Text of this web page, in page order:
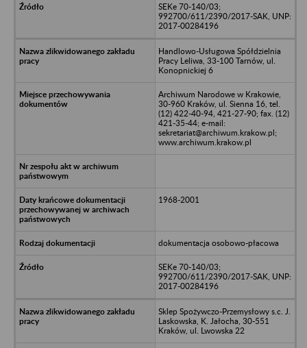
SEKe 70-140/03;
992700/611/2390/2017-SAK, UNP:
2017-00284196
Handlowo-Usługowa Spółdzielnia
Pracy Leliwa, 33-100 Tarnów, ul.
Konopnickiej 6
Archiwum Narodowe w Krakowie,
30-960 Kraków, ul. Sienna 16, tel.
(12) 422-40-94, 421-27-90; fax. (12)
421-35-44; e-mail:
sekretariat@archiwum.krakow.pl;
www.archiwum.krakow.pl
1968-2001
dokumentacja osobowo-płacowa
SEKe 70-140/03;
992700/611/2390/2017-SAK, UNP:
2017-00284196
Sklep Spożywczo-Przemysłowy s.c. J.
Laskowska, K. Jałocha, 30-551
Kraków, ul. Lwowska 22